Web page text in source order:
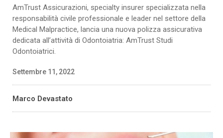
AmTrust Assicurazioni, specialty insurer specializzata nella
responsabilità civile professionale e leader nel settore della
Medical Malpractice, lancia una nuova polizza assicurativa
dedicata all’attività di Odontoiatria: AmTrust Studi
Odontoiatrici.
Settembre 11, 2022
Marco Devastato